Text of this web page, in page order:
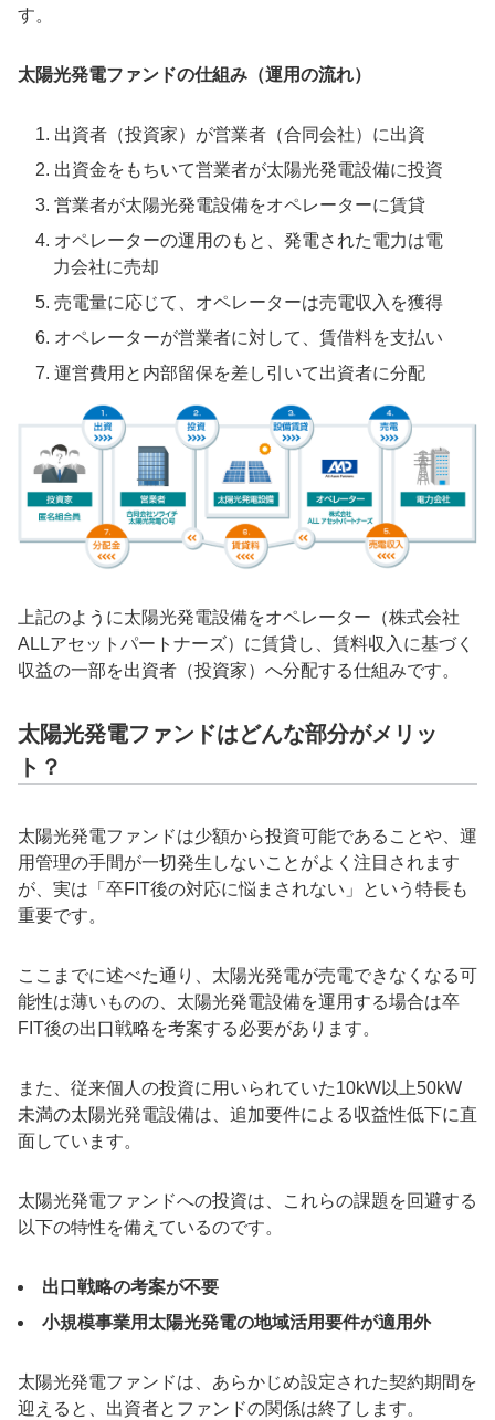
す。
太陽光発電ファンドの仕組み（運用の流れ）
出資者（投資家）が営業者（合同会社）に出資
出資金をもちいて営業者が太陽光発電設備に投資
営業者が太陽光発電設備をオペレーターに賃貸
オペレーターの運用のもと、発電された電力は電
力会社に売却
売電量に応じて、オペレーターは売電収入を獲得
オペレーターが営業者に対して、賃借料を支払い
運営費用と内部留保を差し引いて出資者に分配
上記のように太陽光発電設備をオペレーター（株式会社
ALLアセットパートナーズ）に賃貸し、賃料収入に基づく
収益の一部を出資者（投資家）へ分配する仕組みです。
太陽光発電ファンドはどんな部分がメリッ
ト？
太陽光発電ファンドは少額から投資可能であることや、運
用管理の手間が一切発生しないことがよく注目されます
が、実は「卒FIT後の対応に悩まされない」という特長も
重要です。
ここまでに述べた通り、太陽光発電が売電できなくなる可
能性は薄いものの、太陽光発電設備を運用する場合は卒
FIT後の出口戦略を考案する必要があります。
また、従来個人の投資に用いられていた10kW以上50kW
未満の太陽光発電設備は、追加要件による収益性低下に直
面しています。
太陽光発電ファンドへの投資は、これらの課題を回避する
以下の特性を備えているのです。
出口戦略の考案が不要
小規模事業用太陽光発電の地域活用要件が適用外
太陽光発電ファンドは、あらかじめ設定された契約期間を
迎えると、出資者とファンドの関係は終了します。